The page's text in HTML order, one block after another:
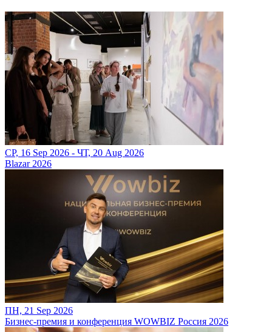
СР, 16 Sep 2026 - ЧТ, 20 Aug 2026
Blazar 2026
ПН, 21 Sep 2026
Бизнес-премия и конференция WOWBIZ Россия 2026